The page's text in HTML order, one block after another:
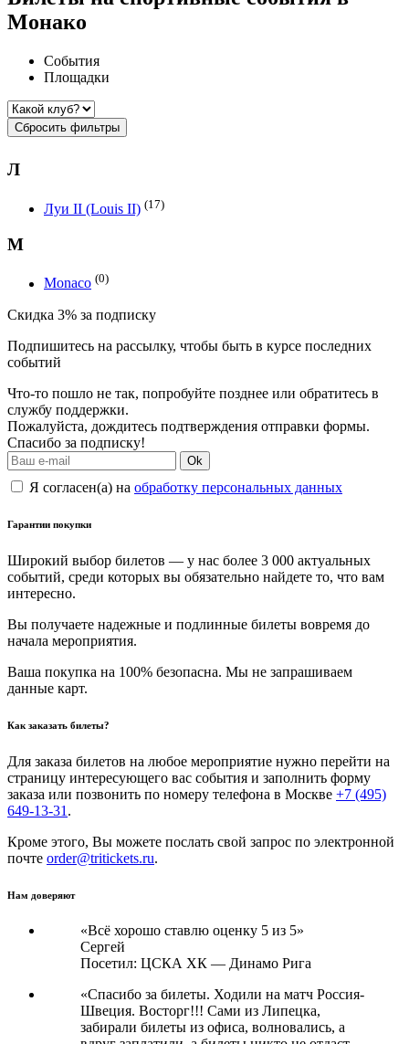
Монако
События
Площадки
Сбросить фильтры
Л
Луи II (Louis II) (17)
M
Monaco (0)
Скидка 3% за подписку
Подпишитесь на рассылку, чтобы быть в курсе последних
событий
Что-то пошло не так, попробуйте позднее или обратитесь в
службу поддержки.
Пожалуйста, дождитесь подтверждения отправки формы.
Спасибо за подписку!
Ok
Я согласен(а) на обработку персональных данных
Гарантии покупки
Широкий выбор билетов — у нас более 3 000 актуальных
событий, среди которых вы обязательно найдете то, что вам
интересно.
Вы получаете надежные и подлинные билеты вовремя до
начала мероприятия.
Ваша покупка на 100% безопасна. Мы не запрашиваем
данные карт.
Как заказать билеты?
Для заказа билетов на любое мероприятие нужно перейти на
страницу интересующего вас события и заполнить форму
заказа или позвонить по номеру телефона в Москве +7 (495)
649-13-31 .
Кроме этого, Вы можете послать свой запрос по электронной
почте order@tritickets.ru.
Нам доверяют
«Всё хорошо ставлю оценку 5 из 5»
Сергей
Посетил: ЦСКА ХК — Динамо Рига
«Спасибо за билеты. Ходили на матч Россия-
Швеция. Восторг!!! Сами из Липецка,
забирали билеты из офиса, волновались, а